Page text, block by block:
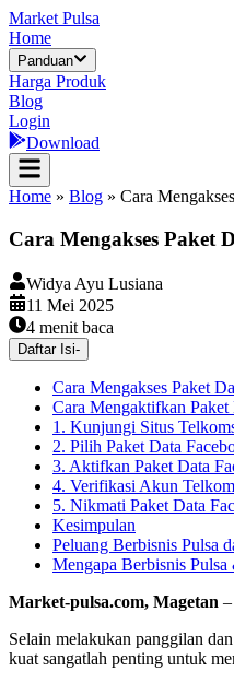
Market Pulsa
Home
Panduan
Harga Produk
Blog
Login
Download
Home » Blog » Cara
Cara Mengakses Paket
Widya Ayu Lusiana
11 Mei 2025
4 menit baca
Daftar Isi-
Cara Mengakses Paket
Cara Mengaktifkan
1. Kunjungi Situs
2. Pilih Paket Data
3. Aktifkan Paket Data
4. Verifikasi Akun
5. Nikmati Paket Data
Kesimpulan
Peluang Berbisnis Pulsa
Mengapa Berbisnis
Market-pulsa.com, Magetan –
Selain melakukan panggilan
kuat sangatlah penting untuk